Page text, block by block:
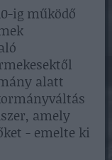
ig működő
alatt
amely
- emelte ki